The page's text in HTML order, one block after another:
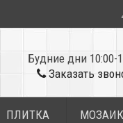
Будние дни 10:00-
Заказать
ПЛИТКА